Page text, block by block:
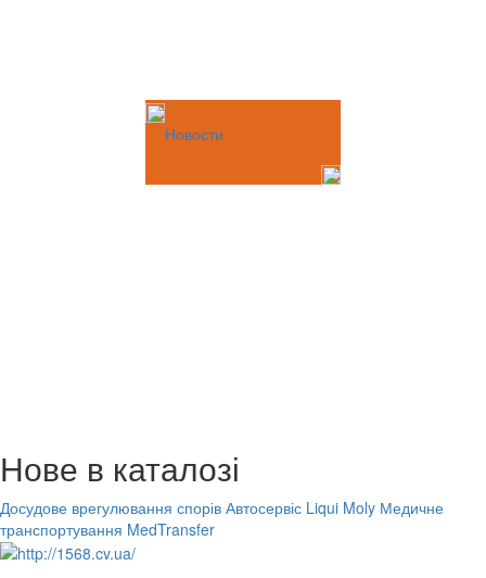
Новости
Нове в каталозі
Досудове врегулювання спорів Автосервіс Liqui Moly Медичне
транспортування MedTransfer